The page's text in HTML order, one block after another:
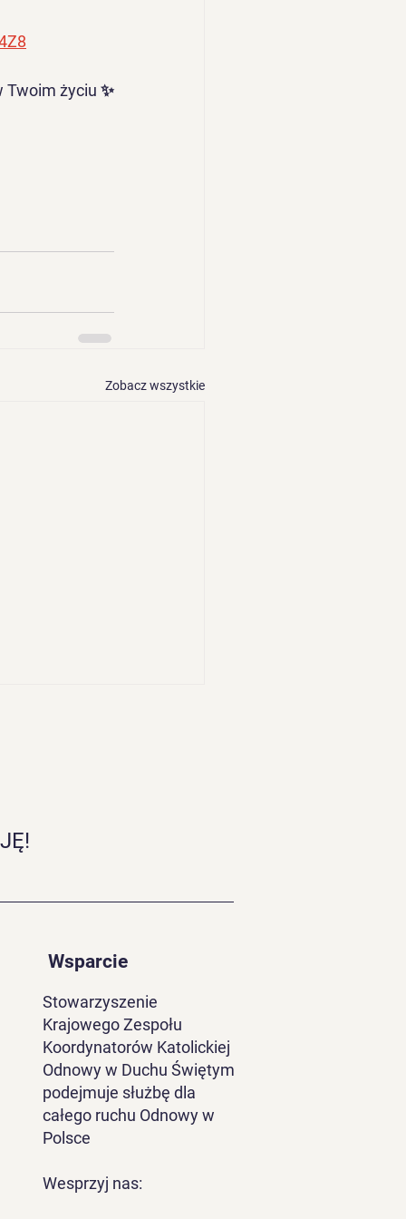
Twoim życiu ✨
Zobacz wszystkie
Wsparcie
Stowarzyszenie
Krajowego Zespołu
Koordynatorów Katolickiej
Odnowy w Duchu Świętym
podejmuje służbę dla
całego ruchu Odnowy w
Polsce
Wesprzyj nas: